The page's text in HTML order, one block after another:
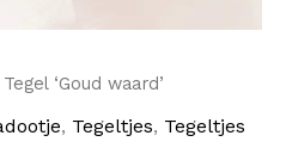
‘Goud waard’
, Tegeltjes, Tegeltjes